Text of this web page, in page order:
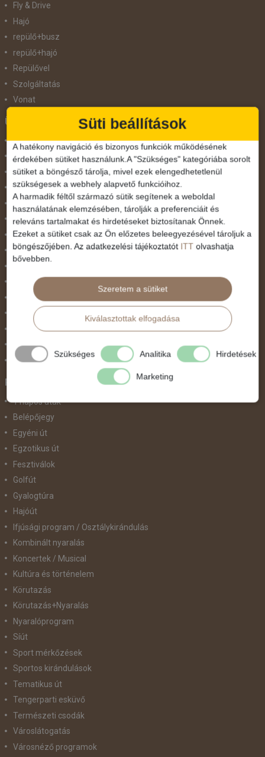
Fly & Drive
Hajó
repülő+busz
repülő+hajó
Repülővel
Szolgáltatás
Vonat
Ünnepek
Adventi hetek
Húsvét
Karácsonyi utazás
Karnevál
Két ünnep között
Május 1.
Március 15.
Mikulás
November 1.
Október 23.
Pünkösdi utazás
Szilveszter
Tavaszi szünet
Valentin nap
1 napos utak
Belépőjegy
Egyéni út
Egzotikus út
Fesztiválok
Golfút
Gyalogtúra
Hajóút
Ifjúsági program / Osztálykirándulás
Kombinált nyaralás
Koncertek / Musical
Kultúra és történelem
Körutazás
Körutazás+Nyaralás
Nyaralóprogram
Síút
Sport mérkőzések
Sportos kirándulások
Tematikus út
Tengerparti esküvő
Természeti csodák
Városlátogatás
Városnéző programok
Süti beállítások
A hatékony navigáció és bizonyos funkciók működésének
érdekében sütiket használunk.A "Szükséges" kategóriába sorolt
sütiket a böngésző tárolja, mivel ezek elengedhetetlenül
szükségesek a webhely alapvető funkcióihoz.
A harmadik féltől származó sütik segítenek a weboldal
használatának elemzésében, tárolják a preferenciáit és
releváns tartalmakat és hirdetéseket biztosítanak Önnek.
Ezeket a sütiket csak az Ön előzetes beleegyezésével tároljuk a
böngészőjében. Az adatkezelési tájékoztatót ITT olvashatja
bővebben.
Szeretem a sütiket
Kiválasztottak elfogadása
Szükséges Analitika Hirdetések
Marketing